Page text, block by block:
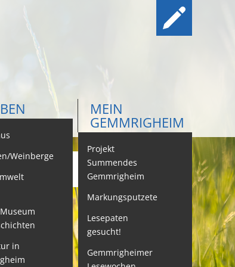
-
Weinberge
in
MEIN
GEMMRIGHEIM
Projekt
Summendes
Gemmrigheim
Markungsputzete
Lesepaten
gesucht!
Gemmrigheimer